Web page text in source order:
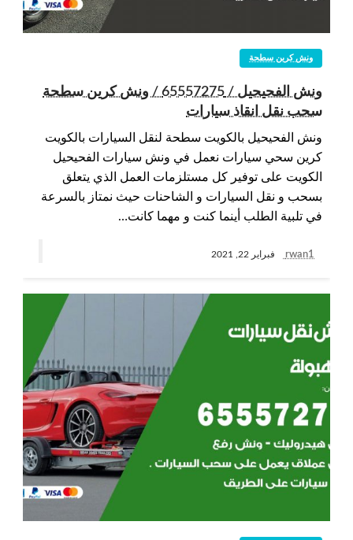
ونش كرين سطحة
ونش الفحيحيل / 65557275 / ونش كرين سطحة
سحب نقل انقاذ سيارات
ونش الفحيحيل بالكويت سطحة لنقل السيارات بالكويت
كرين سحي سيارات نعمل في ونش سيارات الفحيحيل
الكويت على توفير كل مستلزمات العمل الذي يتعلق
بسحب و نقل السيارات و الشاحنات حيث نمتاز بالسرعة
في تلبية الطلب أينما كنت و مهما كانت…
rwan1 فبراير 22, 2021